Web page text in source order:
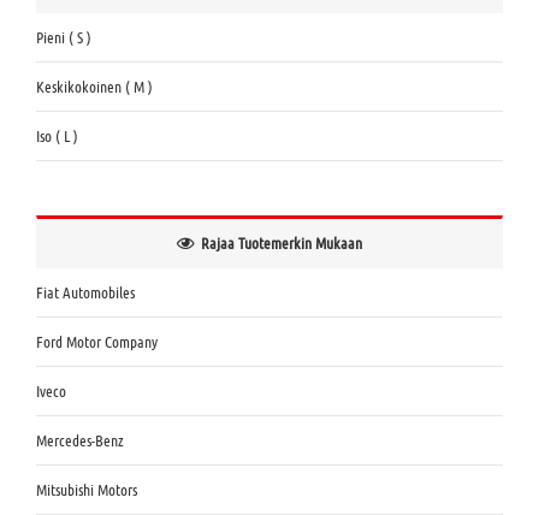
Pieni ( S )
Keskikokoinen ( M )
Iso ( L )
Rajaa Tuotemerkin Mukaan
Fiat Automobiles
Ford Motor Company
Iveco
Mercedes-Benz
Mitsubishi Motors